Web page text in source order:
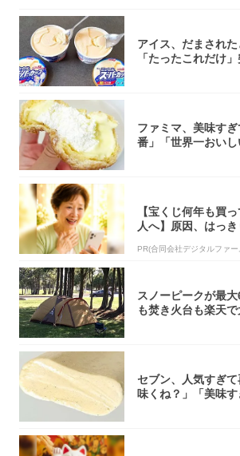
アイス、だまされ
「たったこれだけ
ファミマ、美味す
番」「世界一おいし
【宝くじ何年も買
人へ】原因、はっ
PR(合同会社デジタルファー
スノーピークが最
も焚き火台も楽天
セブン、人気すぎ
味くね？」「美味